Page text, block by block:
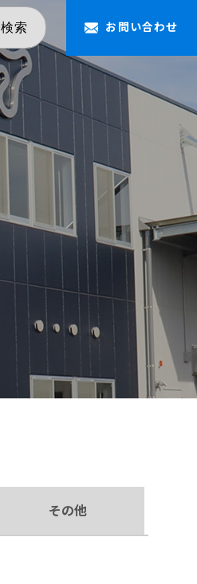
検索 お問い合わせ
その他